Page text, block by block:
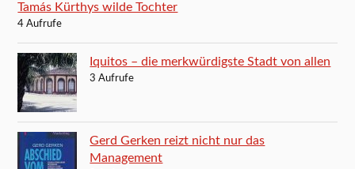
Tamás Kürthys wilde Tochter
4 Aufrufe
Iquitos – die merkwürdigste Stadt von allen
3 Aufrufe
Gerd Gerken reizt nicht nur das
Management